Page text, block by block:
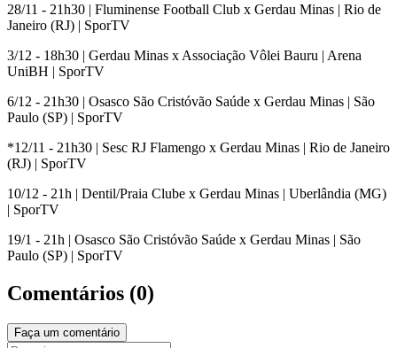
28/11 - 21h30 | Fluminense Football Club x Gerdau Minas | Rio de
Janeiro (RJ) | SporTV
3/12 - 18h30 | Gerdau Minas x Associação Vôlei Bauru | Arena
UniBH | SporTV
6/12 - 21h30 | Osasco São Cristóvão Saúde x Gerdau Minas | São
Paulo (SP) | SporTV
*12/11 - 21h30 | Sesc RJ Flamengo x Gerdau Minas | Rio de Janeiro
(RJ) | SporTV
10/12 - 21h | Dentil/Praia Clube x Gerdau Minas | Uberlândia (MG)
| SporTV
19/1 - 21h | Osasco São Cristóvão Saúde x Gerdau Minas | São
Paulo (SP) | SporTV
Comentários (0)
Faça um comentário